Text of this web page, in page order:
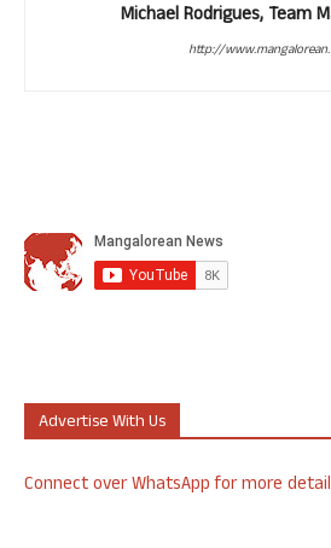
Michael Rodrigues, Team
http://
Advertise With Us
Connect over WhatsApp for more